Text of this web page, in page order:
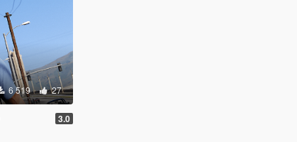
6 519 27
3.0